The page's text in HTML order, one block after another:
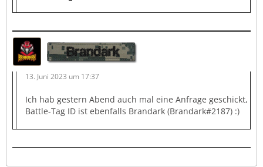
Brandark
13. Juni 2023 um 17:37
Ich hab gestern Abend auch mal eine Anfrage geschickt,
Battle-Tag ID ist ebenfalls Brandark (Brandark#2187) :)